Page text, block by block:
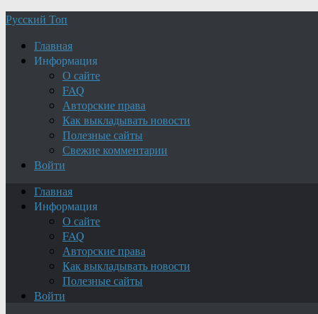
Русский Топ
Главная
Информация
О сайте
FAQ
Авторские права
Как выкладывать новости
Полезные сайты
Свежие комментарии
Войти
Главная
Информация
О сайте
FAQ
Авторские права
Как выкладывать новости
Полезные сайты
Войти